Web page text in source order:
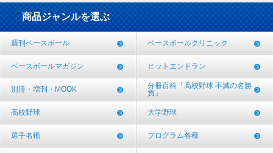
商品ジャンルを選ぶ
週刊ベースボール ベースボールクリニック
ベースボールマガジン ヒットエンドラン
別冊・増刊・MOOK
分冊百科「高校野球 不滅の名勝
負」
高校野球 大学野球
選手名鑑 プログラム各種